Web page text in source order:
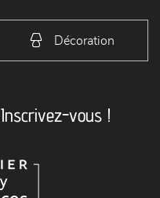
Décoration
Inscrivez-vous !